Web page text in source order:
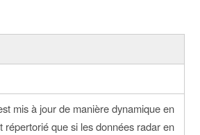
mis à jour de manière dynamique en
répertorié que si les données radar en